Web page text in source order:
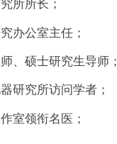
所所长；
办公室主任；
、硕士研究生导师；
研究所访问学者；
室领衔名医；